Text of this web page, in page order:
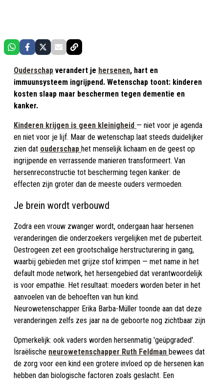
Ouderschap verandert je hersenen, hart en
immuunsysteem ingrijpend. Wetenschap toont: kinderen
kosten slaap maar beschermen tegen dementie en
kanker.
Kinderen krijgen is geen kleinigheid — niet voor je agenda
en niet voor je lijf. Maar de wetenschap laat steeds duidelijker
zien dat ouderschap het menselijk lichaam en de geest op
ingrijpende en verrassende manieren transformeert. Van
hersenreconstructie tot bescherming tegen kanker: de
effecten zijn groter dan de meeste ouders vermoeden.
Je brein wordt verbouwd
Zodra een vrouw zwanger wordt, ondergaan haar hersenen
veranderingen die onderzoekers vergelijken met de puberteit.
Oestrogeen zet een grootschalige herstructurering in gang,
waarbij gebieden met grijze stof krimpen — met name in het
default mode network, het hersengebied dat verantwoordelijk
is voor empathie. Het resultaat: moeders worden beter in het
aanvoelen van de behoeften van hun kind.
Neurowetenschapper Erika Barba-Müller toonde aan dat deze
veranderingen zelfs zes jaar na de geboorte nog zichtbaar zijn
Opmerkelijk: ook vaders worden hersenmatig 'geüpgraded'.
Israëlische neurowetenschapper Ruth Feldman bewees dat
de zorg voor een kind een grotere invloed op de hersenen kan
hebben dan biologische factoren zoals geslacht. Een